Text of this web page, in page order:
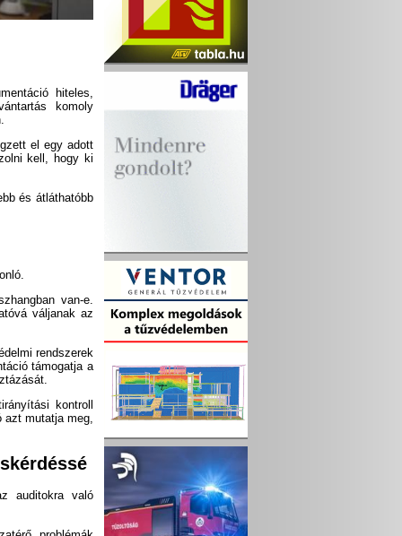
hiteles,
komoly
el egy adott
kell, hogy ki
és átláthatóbb
van-e.
váljanak az
rendszerek
támogatja a
kontroll
mutatja meg,
auditokra való